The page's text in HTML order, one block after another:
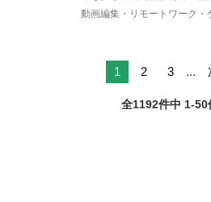
1 2 3 ...
全1192件中 1-50